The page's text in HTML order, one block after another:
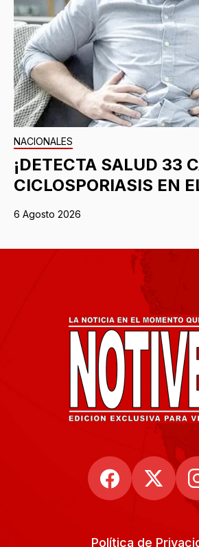
NACIONALES
¡DETECTA SALUD 33
CICLOSPORIASIS EN
6 Agosto 2026
Política de